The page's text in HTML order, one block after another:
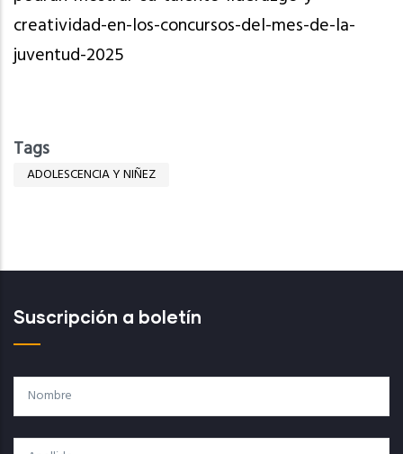
creatividad-en-los-concursos-del-mes-de-la-
juventud-2025
Tags
ADOLESCENCIA Y NIÑEZ
Suscripción a boletín
Nombre
Apellido